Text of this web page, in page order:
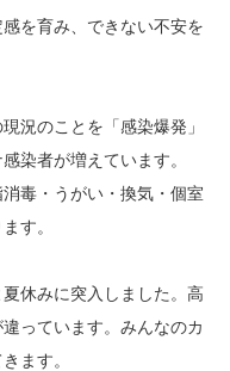
を育み、できない不安を
況のことを「感染爆発」
染者が増えています。
毒・うがい・換気・個室
す。
休みに突入しました。高
っています。みんなのカ
ます。